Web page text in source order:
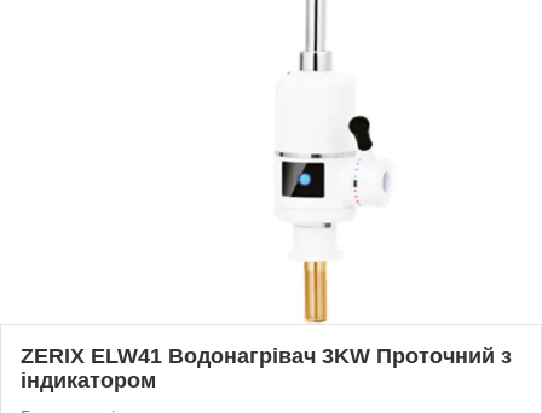
ZERIX ELW41 Водонагрівач 3KW Проточний з
індикатором